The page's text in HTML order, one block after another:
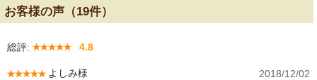
お客様の声（19件）
総評: 4.8
よしみ様 2018/12/02